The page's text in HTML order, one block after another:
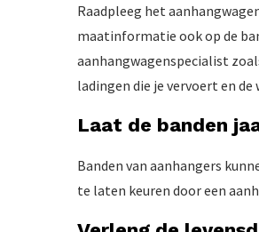
Raadpleeg het
maatinformatie ook op de
aanhangwagenspecialist
ladingen die je vervoert en
Laat de banden
Banden van aanhangers
te laten keuren door een